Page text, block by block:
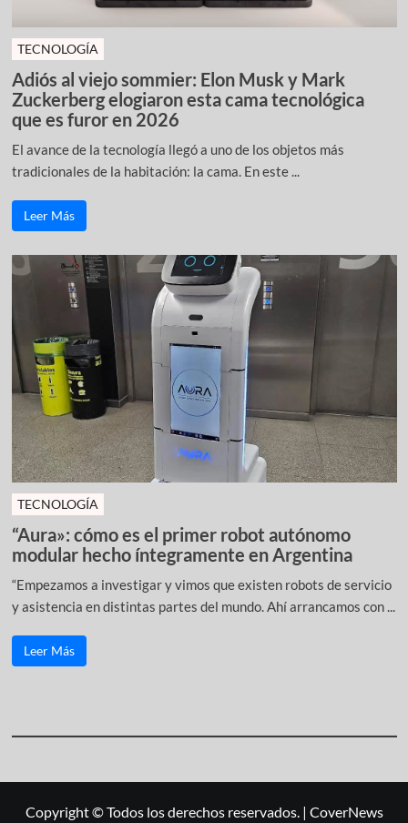
TECNOLOGÍA
Adiós al viejo sommier: Elon Musk y Mark
Zuckerberg elogiaron esta cama tecnológica
que es furor en 2026
El avance de la tecnología llegó a uno de los objetos más
tradicionales de la habitación: la cama. En este ...
Leer Más
TECNOLOGÍA
“Aura»: cómo es el primer robot autónomo
modular hecho íntegramente en Argentina
“Empezamos a investigar y vimos que existen robots de servicio
y asistencia en distintas partes del mundo. Ahí arrancamos con ...
Leer Más
Copyright © Todos los derechos reservados. | CoverNews